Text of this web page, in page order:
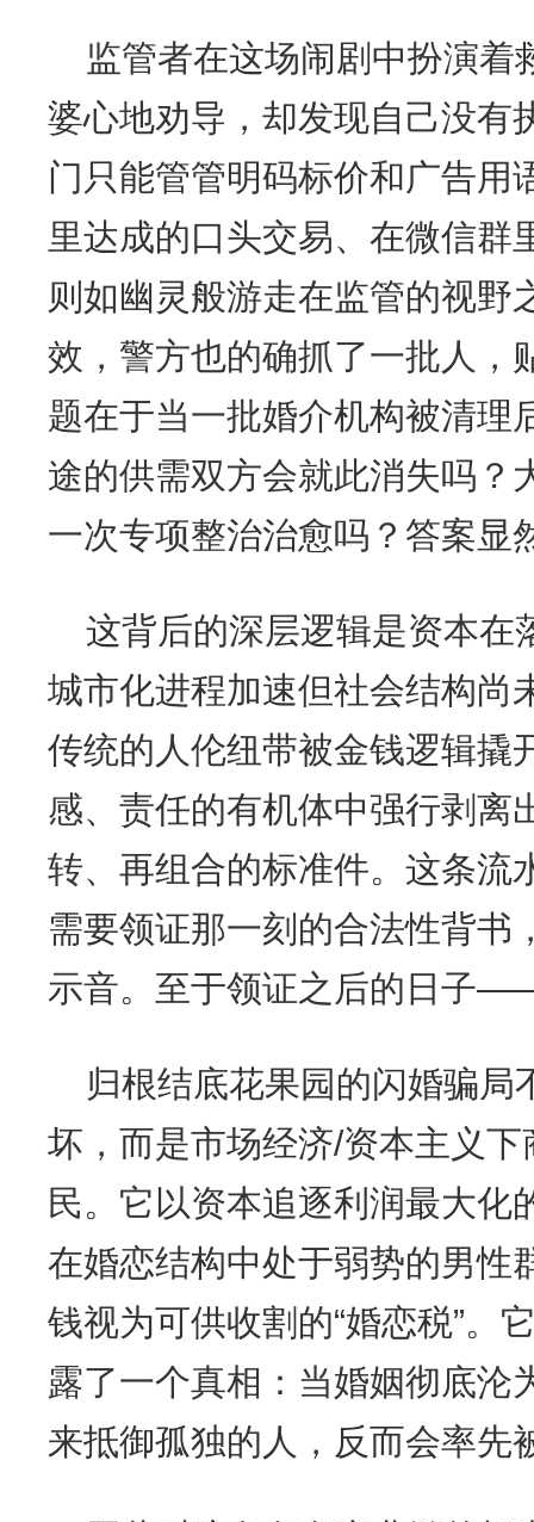
监管者在这场闹剧中扮演着
婆心地劝导，却发现自己没有
门只能管管明码标价和广告用
里达成的口头交易、在微信群
则如幽灵般游走在监管的视野
效，警方也的确抓了一批人，
题在于当一批婚介机构被清理
途的供需双方会就此消失吗？
一次专项整治治愈吗？答案显
这背后的深层逻辑是资本在
城市化进程加速但社会结构尚
传统的人伦纽带被金钱逻辑撬
感、责任的有机体中强行剥离
转、再组合的标准件。这条流
需要领证那一刻的合法性背书
示音。至于领证之后的日子
归根结底花果园的闪婚骗局
坏，而是市场经济/资本主义
民。它以资本追逐利润最大化
在婚恋结构中处于弱势的男性
钱视为可供收割的“婚恋税”。
露了一个真相：当婚姻彻底沦
来抵御孤独的人，反而会率先